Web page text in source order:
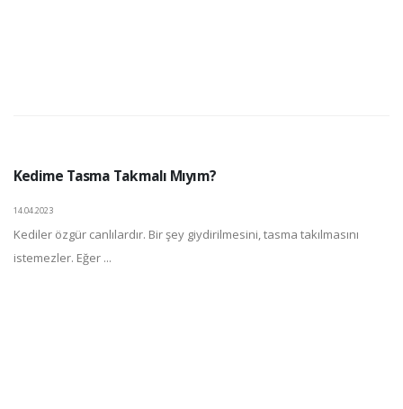
Kedime Tasma Takmalı Mıyım?
14.04.2023
Kediler özgür canlılardır. Bir şey giydirilmesini, tasma takılmasını
istemezler. Eğer ...